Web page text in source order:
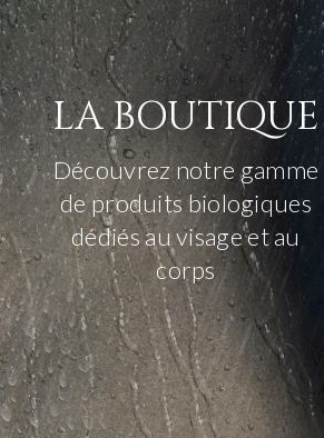
LA BOUTIQUE
Découvrez notre gamme
de produits biologiques
dédiés au visage et au
corps